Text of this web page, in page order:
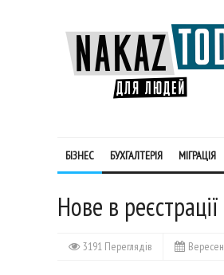
БІЗНЕС БУХГАЛТЕРІЯ МІГРАЦІЯ
Нове в реєстрації
3191 Переглядів